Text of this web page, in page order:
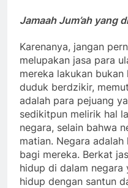
Jamaah Jum’ah yang
Karenanya, jangan
melupakan jasa para
mereka lakukan
duduk berdzikir,
adalah para pejuang
sedikitpun melirik hal
negara, selain bahwa
matian. Negara
bagi mereka. Berkat
hidup di dalam negara
hidup dengan santun